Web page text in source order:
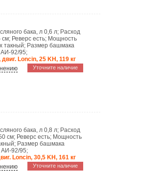
бака, л 0,6 л; Расход
см; Реверс есть; Мощность
такный; Размер башмака
АИ-92/95;
двиг. Loncin, 25 KH, 119 кг
Уточните наличие
бака, л 0,8 л; Расход
см; Реверс есть; Мощность
; Размер башмака
АИ-92/95;
Loncin, 30,5 KH, 161 кг
Уточните наличие